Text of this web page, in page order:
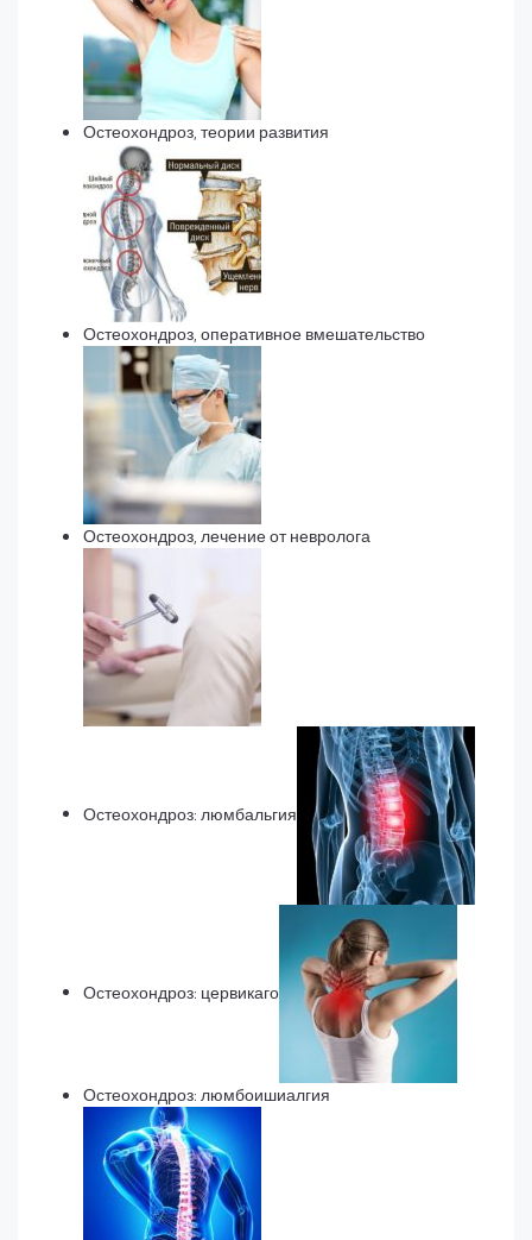
Остеохондроз, теории развития
Остеохондроз, оперативное вмешательство
Остеохондроз, лечение от невролога
Остеохондроз: люмбальгия
Остеохондроз: цервикаго
Остеохондроз: люмбоишиалгия